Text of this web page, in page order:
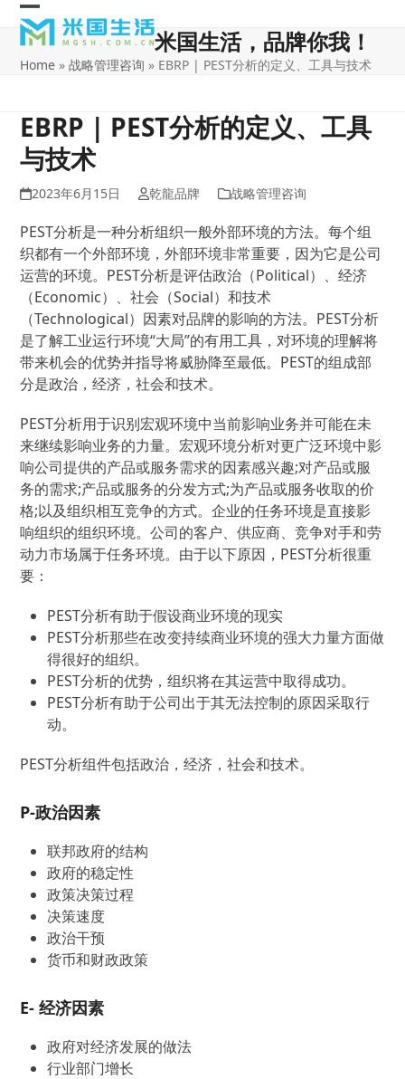
Skip
content
Open
mobile
Close
mobile
米国生活，品牌你我！
Home »战略管理咨询 » EBRP | PEST分析的定义、工具与技术
EBRP | PEST分析的定义、工具
与技术
2023年6月15日 乾龍品牌 战略管理咨询
PEST分析是一种分析组织一般外部环境的方法。每个组
织都有一个外部环境，外部环境非常重要，因为它是公司
运营的环境。PEST分析是评估政治（Political）、经济
（Economic）、社会（Social）和技术
（Technological）因素对品牌的影响的方法。PEST分析
是了解工业运行环境“大局”的有用工具，对环境的理解将
带来机会的优势并指导将威胁降至最低。PEST的组成部
分是政治，经济，社会和技术。
PEST分析用于识别宏观环境中当前影响业务并可能在未
来继续影响业务的力量。宏观环境分析对更广泛环境中影
响公司提供的产品或服务需求的因素感兴趣;对产品或服
务的需求;产品或服务的分发方式;为产品或服务收取的价
格;以及组织相互竞争的方式。企业的任务环境是直接影
响组织的组织环境。公司的客户、供应商、竞争对手和劳
动力市场属于任务环境。由于以下原因，PEST分析很重
要：
PEST分析有助于假设商业环境的现实
PEST分析那些在改变持续商业环境的强大力量方面做
得很好的组织。
PEST分析的优势，组织将在其运营中取得成功。
PEST分析有助于公司出于其无法控制的原因采取行
动。
PEST分析组件包括政治，经济，社会和技术。
P-政治因素
联邦政府的结构
政府的稳定性
政策决策过程
决策速度
政治干预
货币和财政政策
E- 经济因素
政府对经济发展的做法
行业部门增长